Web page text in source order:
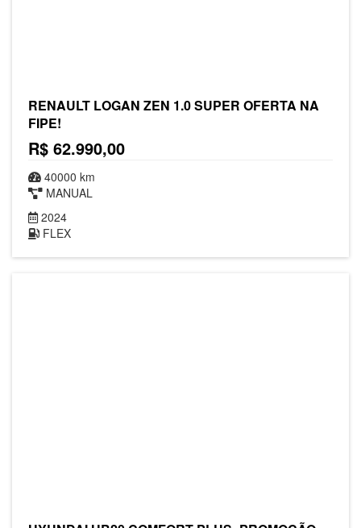
RENAULT LOGAN ZEN 1.0 SUPER OFERTA NA
FIPE!
R$ 62.990,00
40000 km
MANUAL
2024
FLEX